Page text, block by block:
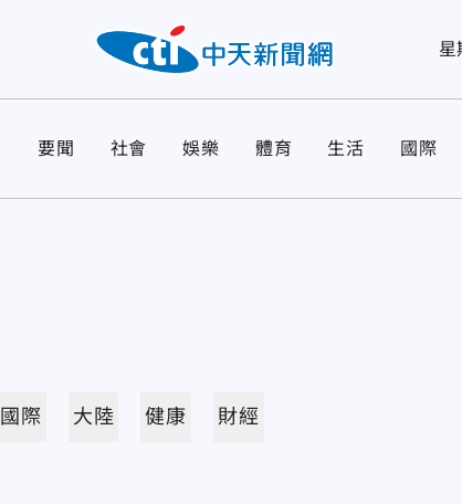
星
要聞 社會 娛樂 體育 生活 國際
國際 大陸 健康 財經